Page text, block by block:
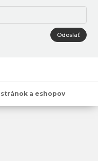
Odoslať
a eshopov